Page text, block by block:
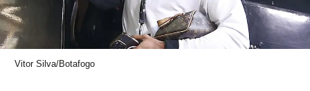
Vitor Silva/Botafogo